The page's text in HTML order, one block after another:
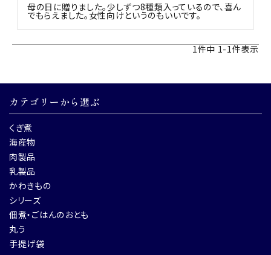
直営店
母の日に贈りました。少しずつ8種類入っているので、喜ん
でもらえました。女性向けというのもいいです。
1件中 1-1件表示
カテゴリーから選ぶ
くぎ煮
海産物
肉製品
乳製品
かわきもの
シリーズ
佃煮・ごはんのおとも
丸う
手提げ袋